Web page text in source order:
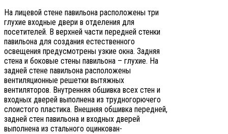
На лицевой стене павильона расположены три
глухие входные двери в отделения для
посетителей. В верхней части передней стенки
павильона для создания естественного
освещения предусмотрены узкие окна. Задняя
стена и боковые стены павильона – глухие. На
задней стене павильона расположены
вентиляционные решетки вытяжных
вентиляторов. Внутренняя обшивка всех стен и
входных дверей выполнена из трудногорючего
слоистого пластика. Внешняя обшивка передней,
задней стен павильона и входных дверей
выполнена из стального оцинкован-